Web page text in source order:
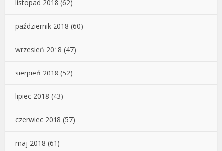
listopad 2018 (62)
październik 2018 (60)
wrzesień 2018 (47)
sierpień 2018 (52)
lipiec 2018 (43)
czerwiec 2018 (57)
maj 2018 (61)